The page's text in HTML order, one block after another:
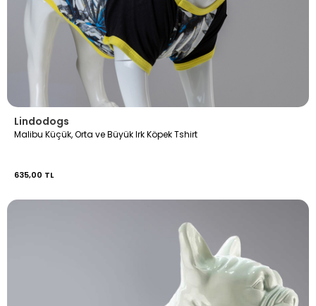
Lindodogs
Malibu Küçük, Orta ve Büyük Irk Köpek Tshirt
635,00 TL